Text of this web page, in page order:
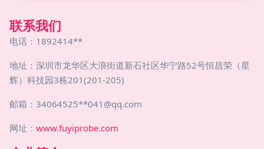
联系我们
电话：1892414**
地址：深圳市龙华区大浪街道新石社区华宁路52号恒昌荣（星
辉）科技园3栋201(201-205)
邮箱：34064525**041@qq.com
网址： www.fuyiprobe.com